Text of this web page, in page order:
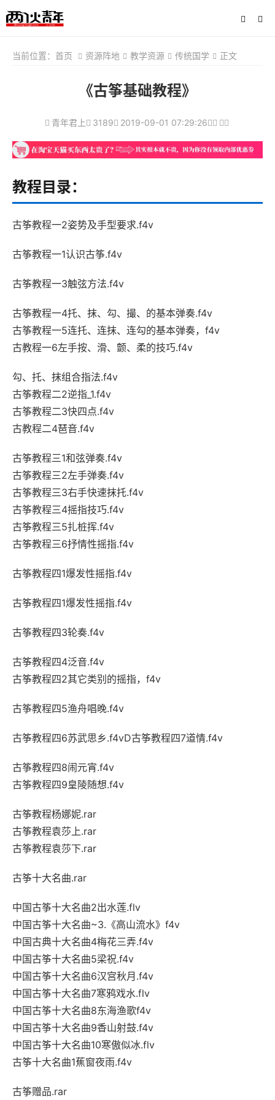
当前位置： 首页 资源阵地 教学资源 传统国学 正文
《古筝基础教程》
青年君上 3189 2019-09-01 07:29:26
教程目录：
古筝教程一2姿势及手型要求.f4v
古筝教程一1认识古筝.f4v
古筝教程一3触弦方法.f4v
古筝教程一4托、抹、勾、撮、的基本弹奏.f4v
古筝教程一5连托、连抹、连勾的基本弹奏，f4v
古教程一6左手按、滑、颤、柔的技巧.f4v
勾、托、抹组合指法.f4v
古筝教程二2逆指_1.f4v
古筝教程二3快四点.f4v
古教程二4琶音.f4v
古筝教程三1和弦弹奏.f4v
古筝教程三2左手弹奏.f4v
古筝教程三3右手快速抹托.f4v
古筝教程三4摇指技巧.f4v
古筝教程三5扎桩挥.f4v
古筝教程三6抒情性摇指.f4v
古筝教程四1爆发性摇指.f4v
古筝教程四1爆发性摇指.f4v
古筝教程四3轮奏.f4v
古筝教程四4泛音.f4v
古筝教程四2其它类别的摇指，f4v
古筝教程四5渔舟唱晚.f4v
古筝教程四6苏武思乡.f4vD古筝教程四7道情.f4v
古筝教程四8闹元宵.f4v
古筝教程四9皇陵随想.f4v
古筝教程杨娜妮.rar
古筝教程袁莎上.rar
古筝教程袁莎下.rar
古筝十大名曲.rar
中国古筝十大名曲2出水莲.flv
中国古筝十大名曲~3.《高山流水》f4v
中国古典十大名曲4梅花三弄.f4v
中国古筝十大名曲5梁祝.f4v
中国古筝十大名曲6汉宫秋月.f4v
中国古筝十大名曲7寒鸦戏水.flv
中国古筝十大名曲8东海渔歌f4v
中国古筝十大名曲9香山射鼓.f4v
中国古筝十大名曲10寒傲似冰.flv
古筝十大名曲1蕉窗夜雨.f4v
古筝赠品.rar